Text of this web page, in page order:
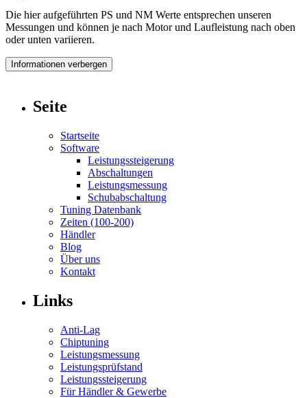
Die hier aufgeführten PS und NM Werte entsprechen unseren
Messungen und können je nach Motor und Laufleistung nach oben
oder unten variieren.
Informationen verbergen
Seite
Startseite
Software
Leistungssteigerung
Abschaltungen
Leistungsmessung
Schubabschaltung
Tuning Datenbank
Zeiten (100-200)
Händler
Blog
Über uns
Kontakt
Links
Anti-Lag
Chiptuning
Leistungsmessung
Leistungsprüfstand
Leistungssteigerung
Für Händler & Gewerbe